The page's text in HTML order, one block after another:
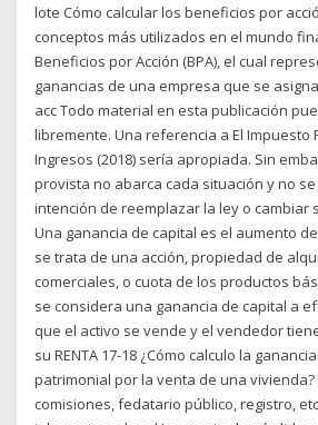
lote Cómo calcular los beneficios por
conceptos más utilizados en el mundo
Beneficios por Acción (BPA), el cual
ganancias de una empresa que se
acc Todo material en esta publicación
libremente. Una referencia a El Impuesto
Ingresos (2018) sería apropiada. Sin
provista no abarca cada situación y no
intención de reemplazar la ley o cambiar
Una ganancia de capital es el aumento
se trata de una acción, propiedad de
comerciales, o cuota de los productos
se considera una ganancia de capital a
que el activo se vende y el vendedor
su RENTA 17-18 ¿Cómo calculo la
patrimonial por la venta de una vivienda?
comisiones, fedatario público, registro,